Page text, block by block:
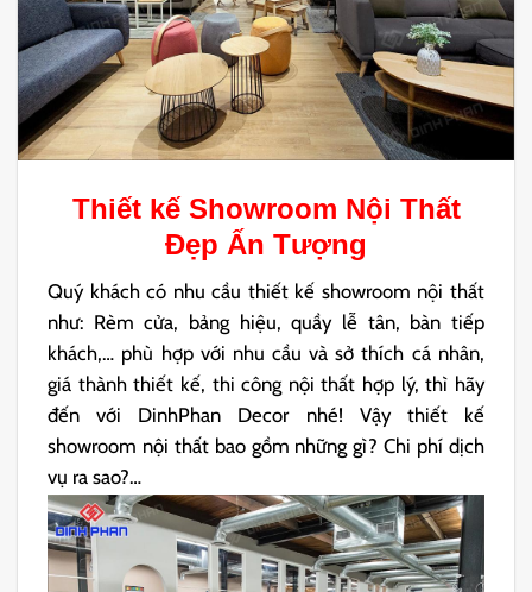
Thiết kế Showroom Nội Thất
Đẹp Ấn Tượng
Quý khách có nhu cầu thiết kế showroom nội thất
như: Rèm cửa, bảng hiệu, quầy lễ tân, bàn tiếp
khách,… phù hợp với nhu cầu và sở thích cá nhân,
giá thành thiết kế, thi công nội thất hợp lý, thì hãy
đến với DinhPhan Decor nhé! Vậy thiết kế
showroom nội thất bao gồm những gì? Chi phí dịch
vụ ra sao?…